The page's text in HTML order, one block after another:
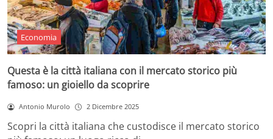
Economia
Questa è la città italiana con il mercato storico più
famoso: un gioiello da scoprire
Antonio Murolo 2 Dicembre 2025
Scopri la città italiana che custodisce il mercato storico